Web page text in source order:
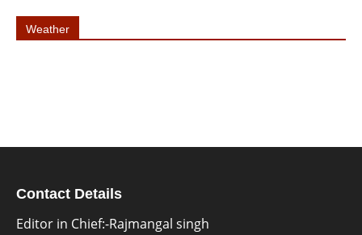
Weather
Contact Details
Editor in Chief:-Rajmangal singh